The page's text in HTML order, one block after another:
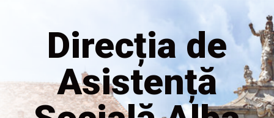
Direcția de
Asistență